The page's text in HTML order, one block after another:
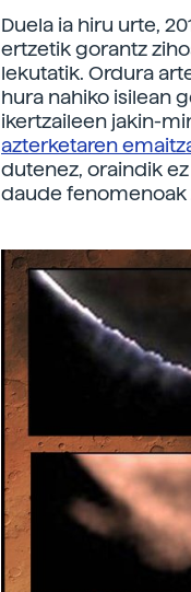
Duela ia hiru urte,
ertzetik gorantz
lekutatik. Ordura
hura nahiko isilean
ikertzaileen jakin-
azterketaren
dutenez, oraindik
daude fenomenoak